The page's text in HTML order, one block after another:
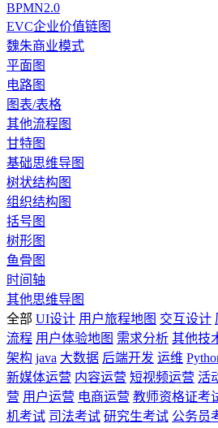
BPMN2.0
EVC企业价值链图
魏朱商业模式
平面图
电路图
图表/表格
其他流程图
甘特图
基础思维导图
树状结构图
组织结构图
括号图
树形图
鱼骨图
时间轴
其他思维导图
全部 UI设计 用户旅程地图 交互设计
流程 用户体验地图 需求分析 其他技
架构 java 大数据 后端开发 运维
新媒体运营 内容运营 短视频运营 活
营 用户运营 电商运营 教师资格证考
机考试 司法考试 研究生考试 公务员